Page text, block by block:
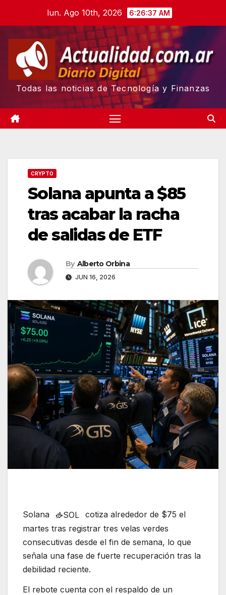
content
lun. Ago 10th, 2026 6:26:37 AM
Todas las noticias de Tecnología y Finanzas
CRYPTO
Solana apunta a $85
tras acabar la racha
de salidas de ETF
By Alberto Orbina
JUN 16, 2026
Solana SOL cotiza alrededor de $75 el
martes tras registrar tres velas verdes
consecutivas desde el fin de semana, lo que
señala una fase de fuerte recuperación tras la
debilidad reciente.
El rebote cuenta con el respaldo de un